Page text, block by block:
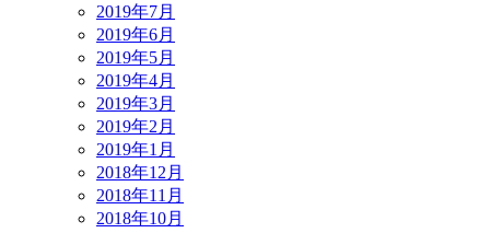
2019年7月
2019年6月
2019年5月
2019年4月
2019年3月
2019年2月
2019年1月
2018年12月
2018年11月
2018年10月